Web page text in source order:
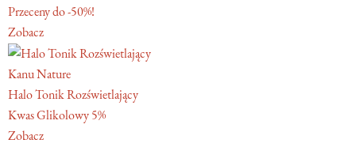
Przeceny do -50%!
Zobacz
Kanu Nature
Halo Tonik Rozświetlający
Kwas Glikolowy 5%
Zobacz